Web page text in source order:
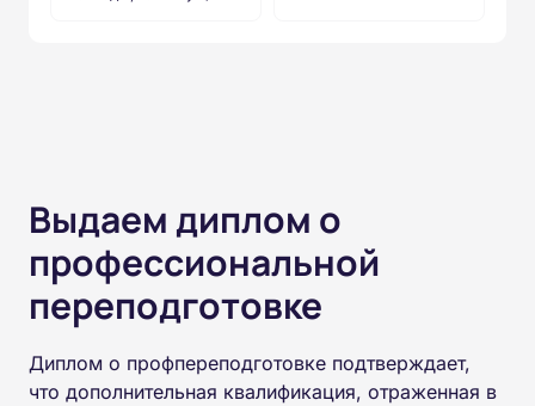
Выдаем диплом о
профессиональной
переподготовке
Диплом о профпереподготовке подтверждает,
что дополнительная квалификация, отраженная в